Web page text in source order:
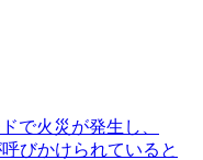
で火災が発生し、
びかけられていると